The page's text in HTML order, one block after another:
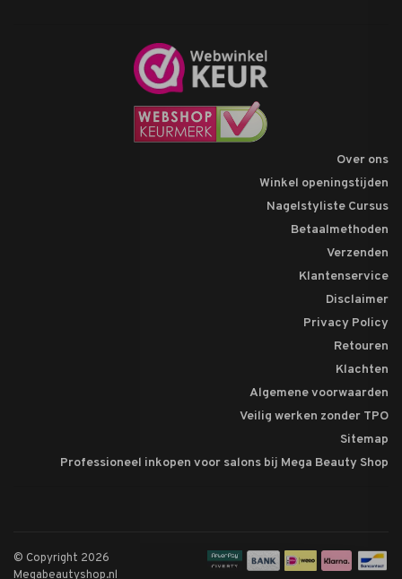
Over ons
Winkel openingstijden
Nagelstyliste Cursus
Betaalmethoden
Verzenden
Klantenservice
Disclaimer
Privacy Policy
Retouren
Klachten
Algemene voorwaarden
Veilig werken zonder TPO
Sitemap
Professioneel inkopen voor salons bij Mega Beauty Shop
© Copyright 2026
Megabeautyshop.nl